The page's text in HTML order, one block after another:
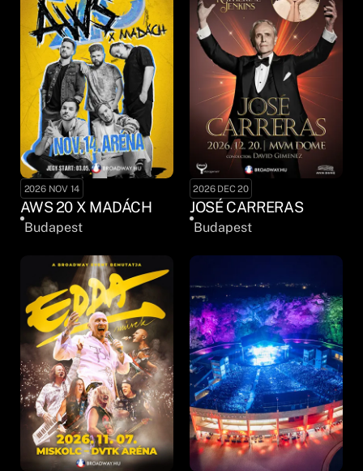
2026 NOV 14
AWS 20 X MADÁCH
Budapest
2026 DEC 20
JOSÉ CARRERAS
Budapest